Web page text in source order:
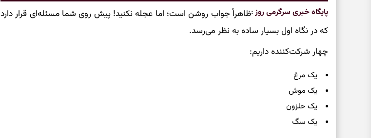
پایگاه خبری سرگرمی روز:ظاهراً جواب روشن است؛ اما عجله نکنید! پیش روی شما مسئله‌ای قرار دارد
که در نگاه اول بسیار ساده به نظر می‌رسد.
چهار شرکت‌کننده داریم:
یک مرغ
یک موش
یک حلزون
یک سگ